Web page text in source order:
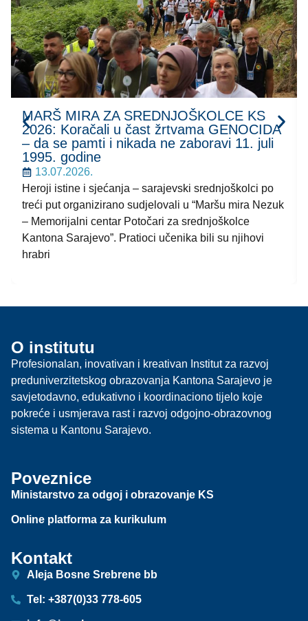
MARŠ MIRA ZA SREDNJOŠKOLCE KS
2026: Koračali u čast žrtvama GENOCIDA
– da se pamti i nikada ne zaboravi 11. juli
1995. godine
13.07.2026.
Heroji istine i sjećanja – sarajevski srednjoškolci po
treći put organizirano sudjelovali u “Maršu mira Nezuk
– Memorijalni centar Potočari za srednjoškolce
Kantona Sarajevo”. Pratioci učenika bili su njihovi
hrabri
O institutu
Profesionalan, inovativan i kreativan Institut za razvoj
preduniverzitetskog obrazovanja Kantona Sarajevo je
savjetodavno, edukativno i koordinaciono tijelo koje
pokreće i usmjerava rast i razvoj odgojno-obrazovnog
sistema u Kantonu Sarajevo.
Poveznice
Ministarstvo za odgoj i obrazovanje KS
Online platforma za kurikulum
Kontakt
Aleja Bosne Srebrene bb
Tel: +387(0)33 778-605